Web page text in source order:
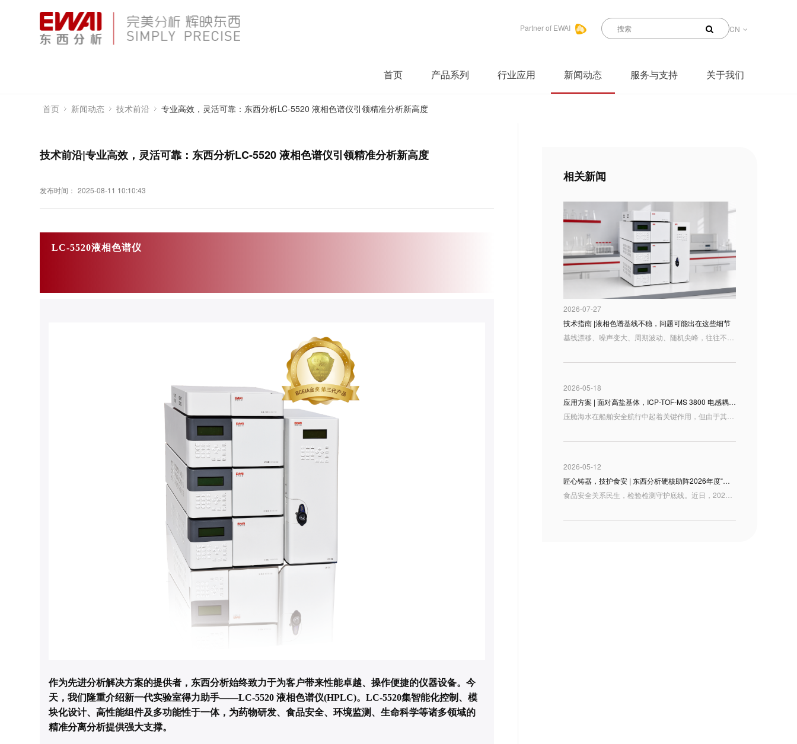
Partner of EWAI CN
首页 产品系列 行业应用 新闻动态 服务与支持 关于我们
首页 新闻动态 技术前沿 专业高效，灵活可靠：东西分析LC-5520 液相色谱仪引领精准分析新高度
技术前沿|专业高效，灵活可靠：东西分析LC-5520 液相色谱仪引领精准分析新高度
发布时间： 2025-08-11 10:10:43
LC-5520液相色谱仪
作为先进分析解决方案的提供者，东西分析始终致力于为客户带来性能卓越、操作便捷的仪器设备。今
天，我们隆重介绍新一代实验室得力助手——LC-5520 液相色谱仪(HPLC)。LC-5520集智能化控制、模
块化设计、高性能组件及多功能性于一体，为药物研发、食品安全、环境监测、生命科学等诸多领域的
精准分离分析提供强大支撑。
相关新闻
2026-07-27
技术指南 |液相色谱基线不稳，问题可能出在这些细节
2026-05-18
应用方案 | 面对高盐基体，ICP-TOF-MS 3800 电感耦合等离子体飞行时间质谱仪 如何高效检测压舱海水元素？
压舱海水在船舶安全航行中起着关键作用，但由于其成分受海域来源、船舶运行状态以及舱体材料等多重因素影响，往往含有多种金属及类金属元素。准确测定压舱水中的 Li、V、Co、Cu、Zn、As、Sr、Mo、Rh、Ba、Pb、U 等元素，不仅能帮助我们摸清压舱水的元素组成特征，也为海洋环境监测、污染溯源及风险评估提供了重要的数据支撑。
2026-05-12
匠心铸器，技护食安 | 东西分析硬核助阵2026年度“技能山西”检验检测职业技能大赛